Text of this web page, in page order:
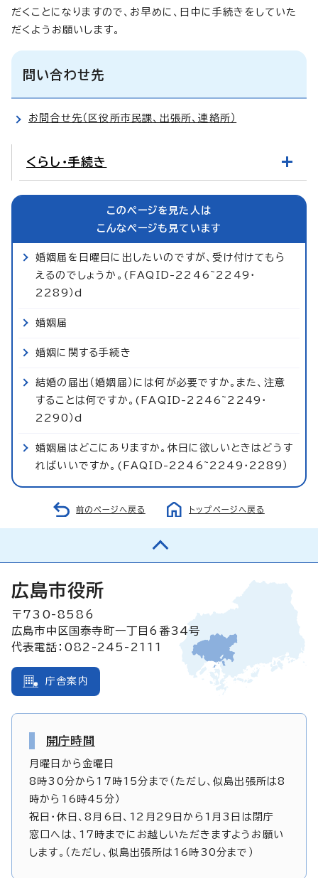
だくことになりますので、お早めに、日中に手続きをしていた
だくようお願いします。
問い合わせ先
お問合せ先（区役所市民課、出張所、連絡所）
くらし・手続き
このページを見た人は
こんなページも見ています
婚姻届を日曜日に出したいのですが、受け付けてもら
えるのでしょうか。(FAQID-2246~2249・
2289）d
婚姻届
婚姻に関する手続き
結婚の届出（婚姻届）には何が必要ですか。また、注意
することは何ですか。(FAQID-2246~2249・
2290）d
婚姻届はどこにありますか。休日に欲しいときはどうす
ればいいですか。(FAQID-2246~2249・2289）
前のページへ戻る トップページへ戻る
広島市役所
〒730-8586
広島市中区国泰寺町一丁目6番34号
代表電話：082-245-2111
庁舎案内
開庁時間
月曜日から金曜日
8時30分から17時15分まで（ただし、似島出張所は8
時から16時45分）
祝日・休日、8月6日、12月29日から1月3日は閉庁
窓口へは、17時までにお越しいただきますようお願い
します。（ただし、似島出張所は16時30分まで）